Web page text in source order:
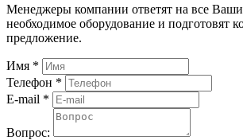
Менеджеры компании ответят на все
необходимое оборудование и подготовят
предложение.
Имя *
Телефон *
E-mail *
Вопрос: